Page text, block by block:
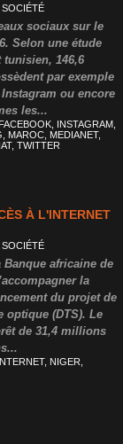
SOCIÉTÉ
sociaux sur le
Selon une étude
tunisien, 146,6
par exemple
ou encore
les...
FACEBOOK INSTAGRAM
MAROC MEDIANET,
, TWITTER
À L'INTERNET
SOCIÉTÉ
africaine de
la
du projet de
optique (DTS). Le
de 31,4 millions
, NIGER